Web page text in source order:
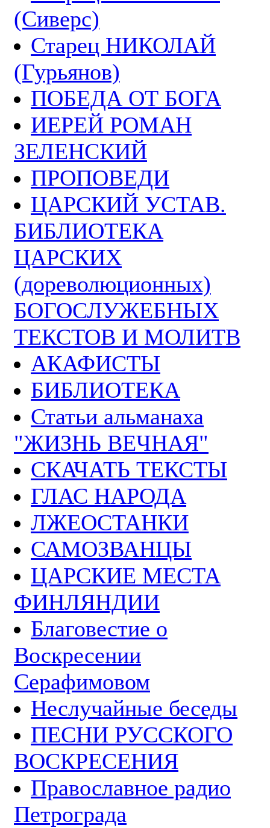
(Сиверс)
Старец НИКОЛАЙ
(Гурьянов)
ПОБЕДА ОТ БОГА
ИЕРЕЙ РОМАН
ЗЕЛЕНСКИЙ
ПРОПОВЕДИ
ЦАРСКИЙ УСТАВ.
БИБЛИОТЕКА
ЦАРСКИХ
(дореволюционных)
БОГОСЛУЖЕБНЫХ
ТЕКСТОВ И МОЛИТВ
АКАФИСТЫ
БИБЛИОТЕКА
Статьи альманаха
"ЖИЗНЬ ВЕЧНАЯ"
СКАЧАТЬ ТЕКСТЫ
ГЛАС НАРОДА
ЛЖЕОСТАНКИ
САМОЗВАНЦЫ
ЦАРСКИЕ МЕСТА
ФИНЛЯНДИИ
Благовестие о
Воскресении
Серафимовом
Неслучайные беседы
ПЕСНИ РУССКОГО
ВОСКРЕСЕНИЯ
Православное радио
Петрограда